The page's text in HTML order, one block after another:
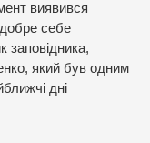
виявився
себе
заповідника,
який був одним
дні